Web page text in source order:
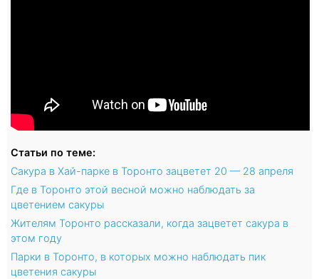
Статьи по теме:
Сакура в Хай-парке в Торонто зацветет 20 — 28 апреля
Где в Торонто этой весной можно наблюдать за
цветением сакуры
Жителям Торонто рассказали, когда зацветет сакура в
этом году
Парки в Торонто, в которых можно наблюдать пик
цветения сакуры